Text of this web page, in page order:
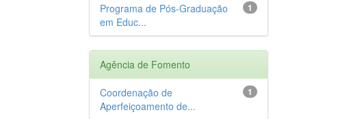
1
Programa de Pós-Graduação
em Educ...
Agência de Fomento
1
Coordenação de
Aperfeiçoamento de...